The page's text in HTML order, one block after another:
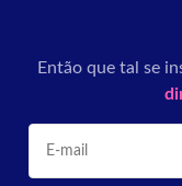
Então que tal se